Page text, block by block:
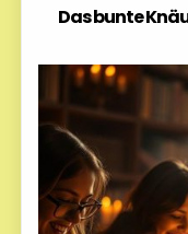
Das bunte